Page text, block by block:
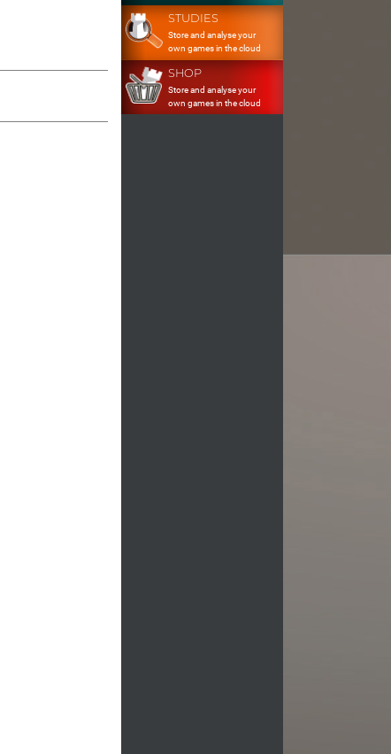
STUDIES
Store and analyse your
own games in the cloud
SHOP
Store and analyse your
own games in the cloud